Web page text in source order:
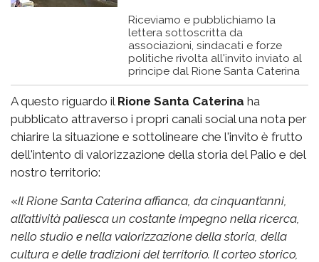
Riceviamo e pubblichiamo la
lettera sottoscritta da
associazioni, sindacati e forze
politiche rivolta all'invito inviato al
principe dal Rione Santa Caterina
A questo riguardo il Rione Santa Caterina ha
pubblicato attraverso i propri canali social una nota per
chiarire la situazione e sottolineare che l'invito è frutto
dell'intento di valorizzazione della storia del Palio e del
nostro territorio:
«Il Rione Santa Caterina affianca, da cinquant’anni,
all’attività paliesca un costante impegno nella ricerca,
nello studio e nella valorizzazione della storia, della
cultura e delle tradizioni del territorio. Il corteo storico,